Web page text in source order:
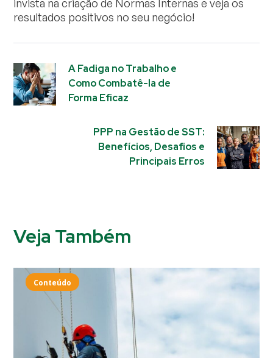
invista na criação de Normas Internas e veja os
resultados positivos no seu negócio!
A Fadiga no Trabalho e
Como Combatê-la de
Forma Eficaz
PPP na Gestão de SST:
Benefícios, Desafios e
Principais Erros
Veja Também
Conteúdo